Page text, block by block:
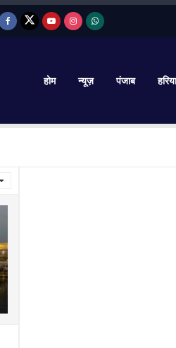
होम न्यूज़ पंजाब